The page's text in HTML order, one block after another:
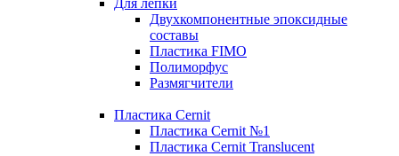
Для лепки
Двухкомпонентные эпоксидные
составы
Пластика FIMO
Полиморфус
Размягчители
Пластика Cernit
Пластика Cernit №1
Пластика Cernit Translucent